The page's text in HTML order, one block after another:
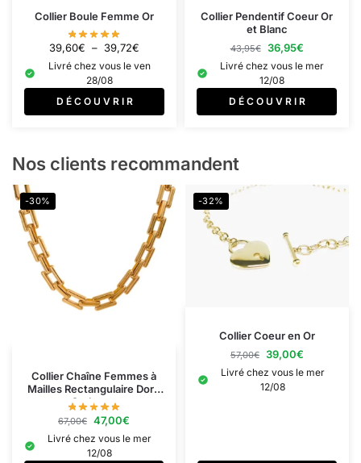
Collier Boule Femme Or
39,60€ – 39,72€
Livré chez vous le ven
28/08
D É C O U V R I R
Collier Pendentif Coeur Or
et Blanc
43,95€ 36,95€
Livré chez vous le mer
12/08
D É C O U V R I R
Nos clients recommandent
-30%
Collier Chaîne Femmes à
Mailles Rectangulaire Doré
Or Jaune
67,00€ 47,00€
Livré chez vous le mer
12/08
-32%
Collier Coeur en Or
57,00€ 39,00€
Livré chez vous le mer
12/08